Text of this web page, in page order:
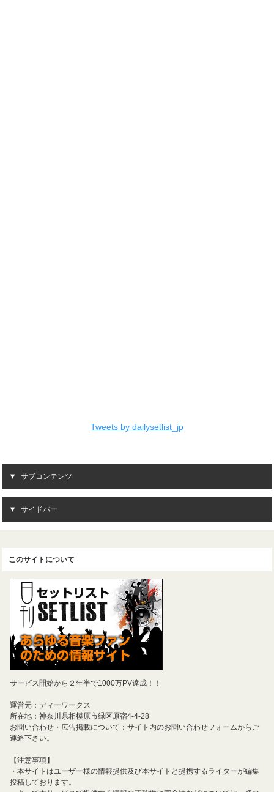
Tweets by dailysetlist_jp
サブコンテンツ
サイドバー
このサイトについて
サービス開始から２年半で1000万PV達成！！
運営元：ディーワークス
所在地：神奈川県相模原市緑区原宿4-4-28
お問い合わせ・広告掲載について：サイト内のお問い合わせフォームからご
連絡下さい。
【注意事項】
・本サイトはユーザー様の情報提供及び本サイトと提携するライターが編集
投稿しております。